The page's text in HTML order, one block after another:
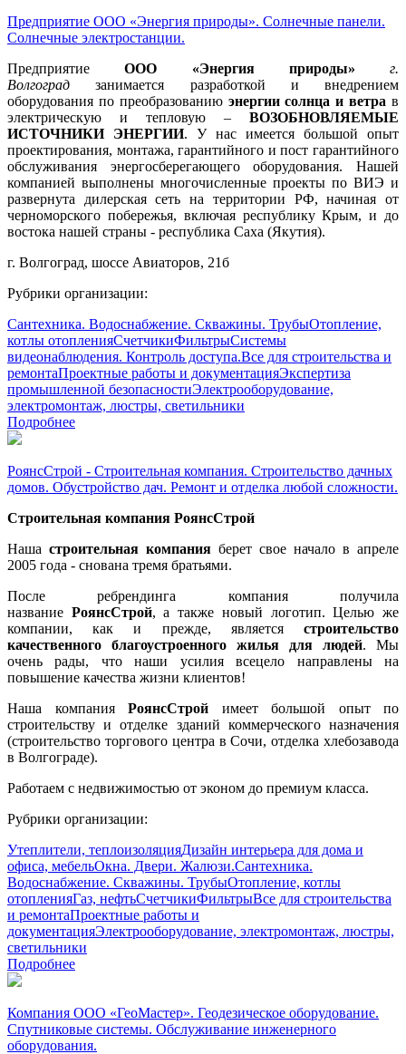
Предприятие ООО «Энергия природы». Солнечные панели.
Солнечные электростанции.
ПредприятиеООО «Энергия природы»
г.
Волгоград занимается разработкой и внедрением
оборудования по преобразованию энергии солнца и ветра в
электрическую и тепловую – ВОЗОБНОВЛЯЕМЫЕ
ИСТОЧНИКИ ЭНЕРГИИ. У нас имеется большой опыт
проектирования, монтажа, гарантийного и пост гарантийного
обслуживания энергосберегающего оборудования. Нашей
компанией выполнены многочисленные проекты по ВИЭ и
развернута дилерская сеть на территории РФ, начиная от
черноморского побережья, включая республику Крым, и до
востока нашей страны - республика Саха (Якутия).
г. Волгоград, шоссе Авиаторов, 21б
Рубрики организации:
Сантехника. Водоснабжение. Скважины. ТрубыОтопление,
котлы отопленияСчетчикиФильтрыСистемы
видеонаблюдения. Контроль доступа.Все для строительства и
ремонтаПроектные работы и документацияЭкспертиза
промышленной безопасностиЭлектрооборудование,
электромонтаж, люстры, светильники
Подробнее
РоянсСтрой - Строительная компания. Строительство дачных
домов. Обустройство дач. Ремонт и отделка любой сложности.
Строительная компания РоянсСтрой
Наша строительная компания берет свое начало в апреле
2005 года - снована тремя братьями.
После ребрендинга компания получила
название РоянсСтрой, а также новый логотип. Целью же
компании, как и прежде, является строительство
качественного благоустроенного жилья для людей. Мы
очень рады, что наши усилия всецело направлены на
повышение качества жизни клиентов!
Наша компания РоянсСтрой имеет большой опыт по
строительству и отделке зданий коммерческого назначения
(строительство торгового центра в Сочи, отделка хлебозавода
в Волгограде).
Работаем с недвижимостью от эконом до премиум класса.
Рубрики организации:
Утеплители, теплоизоляцияДизайн интерьера для дома и
офиса, мебельОкна. Двери. Жалюзи.Сантехника.
Водоснабжение. Скважины. ТрубыОтопление, котлы
отопленияГаз, нефтьСчетчикиФильтрыВсе для строительства
и ремонтаПроектные работы и
документацияЭлектрооборудование, электромонтаж, люстры,
светильники
Подробнее
Компания ООО «ГеоМастер». Геодезическое оборудование.
Спутниковые системы. Обслуживание инженерного
оборудования.